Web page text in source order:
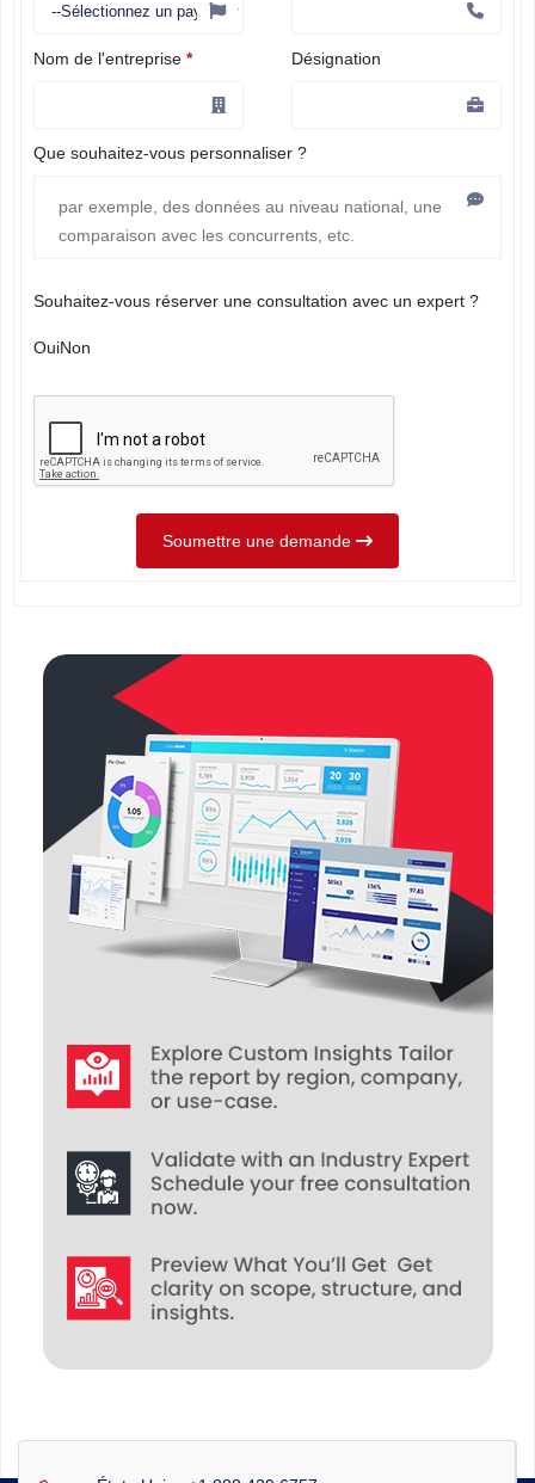
Nom de l'entreprise * Désignation
Que souhaitez-vous personnaliser ?
Souhaitez-vous réserver une consultation avec un expert ?
OuiNon
Soumettre une demande